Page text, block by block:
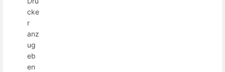
cke
r
anz
ug
eb
en